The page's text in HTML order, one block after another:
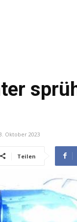
Oktober 2023
Teilen